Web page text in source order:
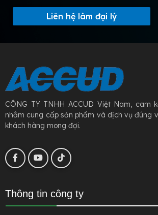
Liên hệ làm đại lý
CÔNG TY TNHH ACCUD Việt Nam, cam
nhằm cung cấp sản phẩm và dịch vụ đúng
khách hàng mong đợi.
Thông tin công ty